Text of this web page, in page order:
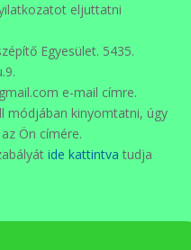
eljuttatni
Egyesület. 5435.
e-mail címre.
módjában kinyomtatni, úgy
Ön címére.
ide kattintva tudja